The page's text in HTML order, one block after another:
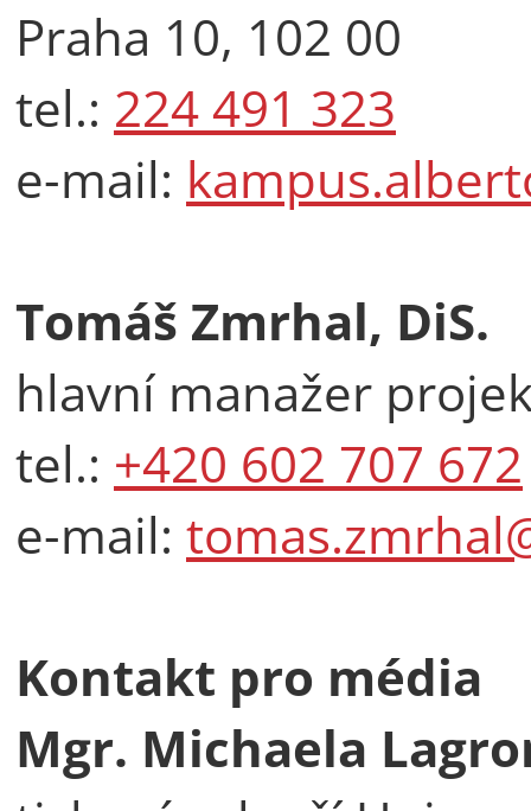
Praha 10, 102 00
tel.: 224 491 323
e-mail:
Tomáš Zmrhal, DiS.
hlavní manažer
tel.: +420 602 707 672
e-mail:
Kontakt pro média
Mgr. Michaela